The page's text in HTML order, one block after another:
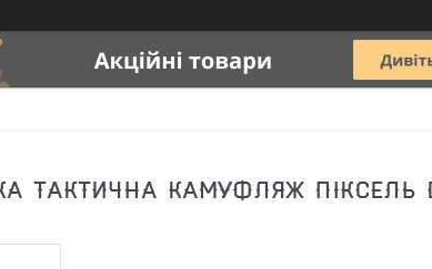
ТАКТИЧНА КАМУФЛЯЖ ПІКСЕЛЬ